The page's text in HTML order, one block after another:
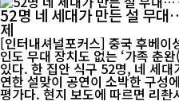
52명 네 세대가 만든 설 무대
제
[인터내셔널포커스] 중국 후베이
인도 무대 장치도 없는 ‘가족 춘
있다. 한 집안 식구 52명, 네 세
연한 설맞이 공연이 소박한 구성
평가다. 현지 보도에 따르면 리